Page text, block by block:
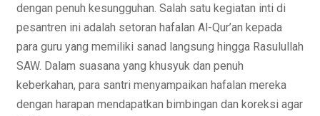
dengan penuh kesungguhan. Salah satu kegiatan inti di
pesantren ini adalah setoran hafalan Al-Qur’an kepada
para guru yang memiliki sanad langsung hingga Rasulullah
SAW. Dalam suasana yang khusyuk dan penuh
keberkahan, para santri menyampaikan hafalan mereka
dengan harapan mendapatkan bimbingan dan koreksi agar